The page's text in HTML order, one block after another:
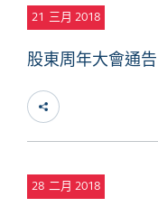
21 三月 2018
股東周年大會通告
28 二月 2018